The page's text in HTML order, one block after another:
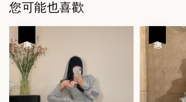
您可能也喜歡